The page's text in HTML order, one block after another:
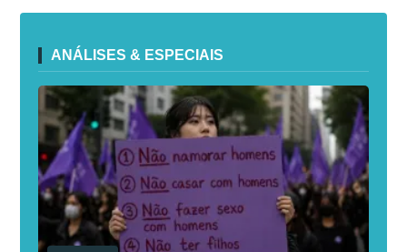
ANÁLISES & ESPECIAIS